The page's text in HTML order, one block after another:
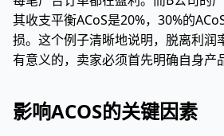
其收支平衡ACoS是20%，30%的
损。这个例子清晰地说明，脱离利润
有意义的，卖家必须首先明确自身产
影响ACOS的关键因素